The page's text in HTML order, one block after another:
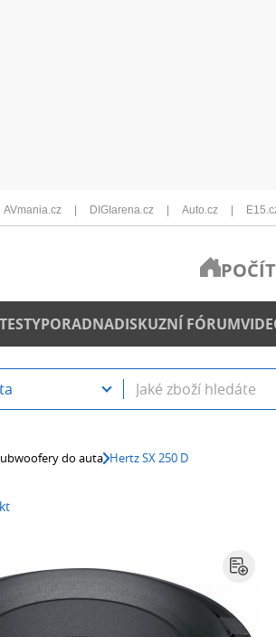
AVmania.cz DIGIarena.cz Auto.cz
TESTYPORADNADISKUZNÍ FÓRUM
do auta Hertz SX 250 D